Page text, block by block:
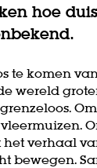
hoe
te komen
wereld
verhaal
bewegen.